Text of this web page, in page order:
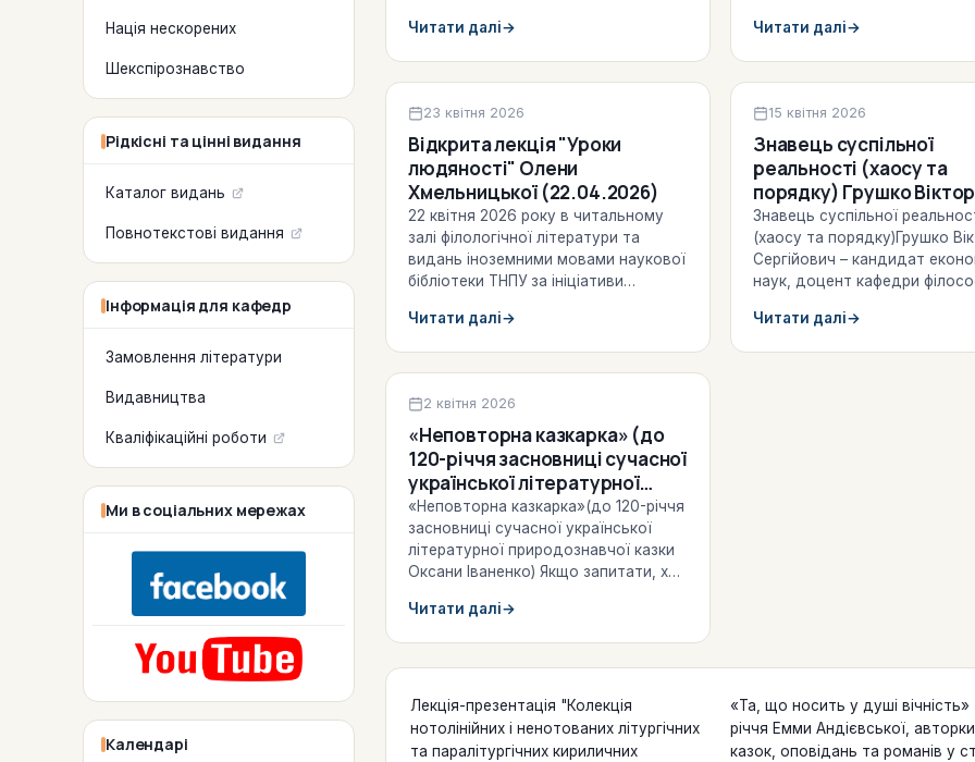
Нація нескорених
Шекспірознавство
Рідкісні та цінні видання
Каталог видань
Повнотекстові видання
Інформація для кафедр
Замовлення літератури
Видавництва
Кваліфікаційні роботи
Ми в соціальних мережах
Календарі
Донбасу», виданої ГО…
Читати далі→
Читати далі→
Культурно-просвітницька робота
23 квітня 2026
Відкрита лекція "Уроки
людяності" Олени
Хмельницької (22.04.2026)
22 квітня 2026 року в читальному
залі філологічної літератури та
видань іноземними мовами наукової
бібліотеки ТНПУ за ініціативи
«Патріотичні й…
Читати далі→
Бібліографічні списки
15 квітня 2026
Знавець суспільної
реальності (хаосу та
порядку) Грушко Віктор
Сергійович – кандидат
економічних наук, доцент
кафедри філософії та
економічної теорії (до
річчя від дня
Знавець суспільної
(хаосу та порядку)Грушко
Сергійович – кандидат
наук, доцент кафедри
народження)…
Читати далі→
Віртуальні виставки
2 квітня 2026
«Неповторна казкарка» (до
120-річчя засновниці сучасної
української літературної
природознавчої казки Оксани
Іваненко) (2026)
«Неповторна казкарка»(до 120-річчя
засновниці сучасної української
літературної природознавчої казки
Оксани Іваненко) Якщо запитати, хто
для дітей…
Читати далі→
Лекція-презентація "Колекція
нотолінійних і ненотованих літургічних
та паралітургічних кириличних
«Та, що носить у душі
річчя Емми Андієвської, авторки
казок, оповідань та романів у